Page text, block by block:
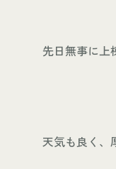
先日無事に上
天気も良く